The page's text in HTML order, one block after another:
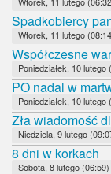
Spadkobiercy
Wtorek, 11 lutego
Współczesne
Poniedziałek, 10 lutego
PO nadal w
Poniedziałek, 10 lutego
Zła wiadomość
Niedziela, 9 lutego
8 dni w korkach
Sobota, 8 lutego (06:59)